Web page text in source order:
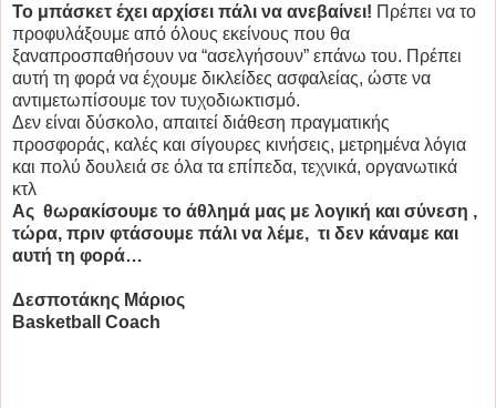
Το μπάσκετ έχει αρχίσει πάλι να ανεβαίνει! Πρέπει να το
προφυλάξουμε από όλους εκείνους που θα
ξαναπροσπαθήσουν να “ασελγήσουν” επάνω του. Πρέπει
αυτή τη φορά να έχουμε δικλείδες ασφαλείας, ώστε να
αντιμετωπίσουμε τον τυχοδιωκτισμό.
Δεν είναι δύσκολο, απαιτεί διάθεση πραγματικής
προσφοράς, καλές και σίγουρες κινήσεις, μετρημένα λόγια
και πολύ δουλειά σε όλα τα επίπεδα, τεχνικά, οργανωτικά
κτλ
Ας θωρακίσουμε το άθλημά μας με λογική και σύνεση ,
τώρα, πριν φτάσουμε πάλι να λέμε, τι δεν κάναμε και
αυτή τη φορά…
Δεσποτάκης Μάριος
Basketball Coach